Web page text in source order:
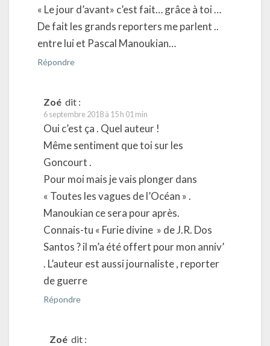
« Le jour d’avant» c’est fait… grâce à toi …
De fait les grands reporters me parlent ..
entre lui et Pascal Manoukian…
Répondre
Zoé dit :
6 septembre 2018 à 15 h 01 min
Oui c’est ça . Quel auteur !
Même sentiment que toi sur les
Goncourt .
Pour moi mais je vais plonger dans
« Toutes les vagues de l’Océan » .
Manoukian ce sera pour après.
Connais-tu « Furie divine » de J.R. Dos
Santos ? il m’a été offert pour mon anniv’
. L’auteur est aussi journaliste , reporter
de guerre
Répondre
Zoé dit :